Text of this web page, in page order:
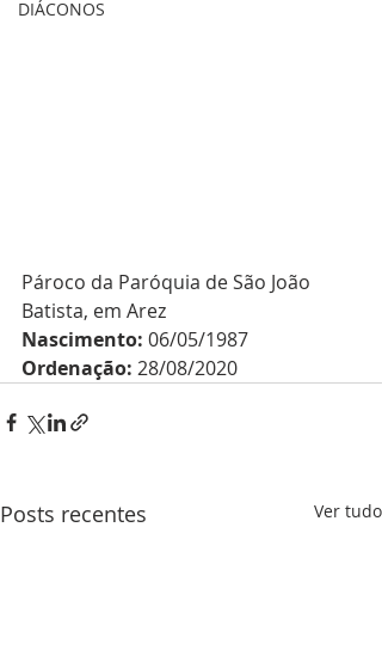
DIÁCONOS
Pároco da Paróquia de São João
Batista, em Arez
Nascimento: 06/05/1987
Ordenação: 28/08/2020
Posts recentes Ver tudo